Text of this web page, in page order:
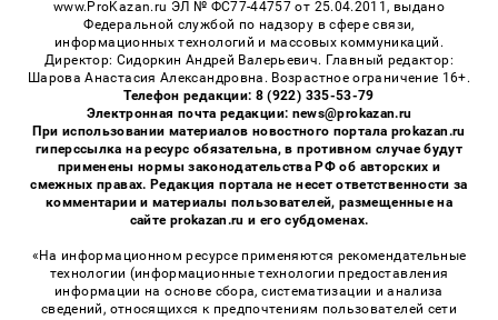
www.ProKazan.ru ЭЛ № ФС77-44757 от 25.04.2011, выдано
Федеральной службой по надзору в сфере связи,
информационных технологий и массовых коммуникаций.
Директор: Сидоркин Андрей Валерьевич. Главный редактор:
Шарова Анастасия Александровна. Возрастное ограничение 16+.
Телефон редакции: 8 (922) 335-53-79
Электронная почта редакции: news@prokazan.ru
При использовании материалов новостного портала prokazan.ru
гиперссылка на ресурс обязательна, в противном случае будут
применены нормы законодательства РФ об авторских и
смежных правах. Редакция портала не несет ответственности за
комментарии и материалы пользователей, размещенные на
сайте prokazan.ru и его субдоменах.
«На информационном ресурсе применяются рекомендательные
технологии (информационные технологии предоставления
информации на основе сбора, систематизации и анализа
сведений, относящихся к предпочтениям пользователей сети